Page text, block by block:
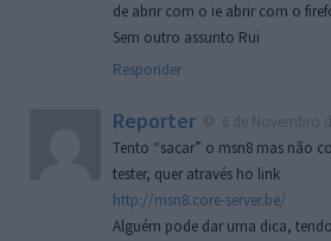
de abrir com o ie abrir com o
Sem outro assunto Rui
Responder
Reporter
Tento “sacar” o msn8 mas não
tester, quer através ho link
http://msn8.core-server.be/
Alguém pode dar uma dica,